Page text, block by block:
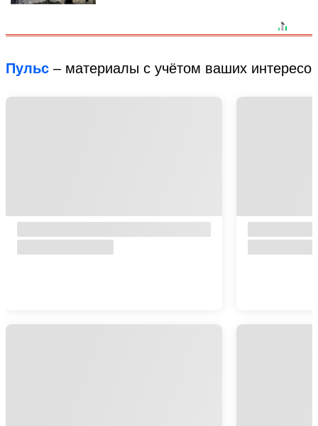
Пульс – материалы с учётом ваших